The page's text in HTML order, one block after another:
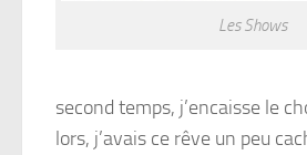
Les Shows
second temps, j’encaisse le
lors, j’avais ce rêve un peu